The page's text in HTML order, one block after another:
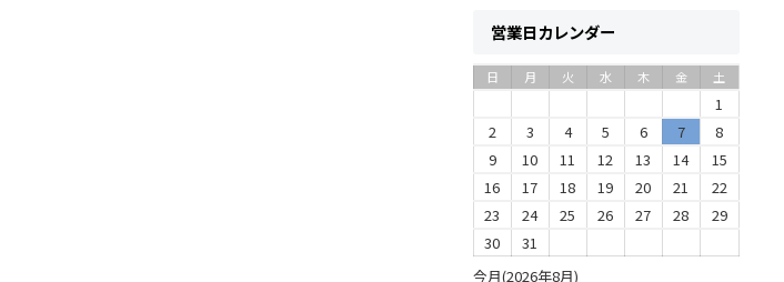
営業日カレンダー
今月(2026年8月)
日 月 火 水 木 金 土
1
2
3 4 5 6 7
8
9
10 11 12 13 14
15
16
17 18 19 20 21
22
23
24 25 26 27 28
29
30
31